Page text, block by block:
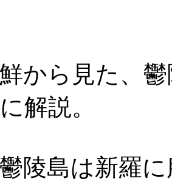
から見た、
解説。
陵島は新羅